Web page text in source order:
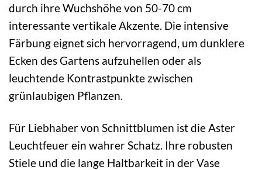
durch ihre Wuchshöhe von 50-70 cm
interessante vertikale Akzente. Die intensive
Färbung eignet sich hervorragend, um dunklere
Ecken des Gartens aufzuhellen oder als
leuchtende Kontrastpunkte zwischen
grünlaubigen Pflanzen.
Für Liebhaber von Schnittblumen ist die Aster
Leuchtfeuer ein wahrer Schatz. Ihre robusten
Stiele und die lange Haltbarkeit in der Vase